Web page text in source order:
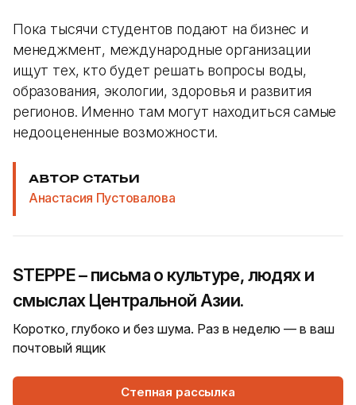
Пока тысячи студентов подают на бизнес и
менеджмент, международные организации
ищут тех, кто будет решать вопросы воды,
образования, экологии, здоровья и развития
регионов. Именно там могут находиться самые
недооцененные возможности.
АВТОР СТАТЬИ
Анастасия Пустовалова
STEPPE – письма о культуре, людях и
смыслах Центральной Азии.
Коротко, глубоко и без шума. Раз в неделю — в ваш
почтовый ящик
Степная рассылка